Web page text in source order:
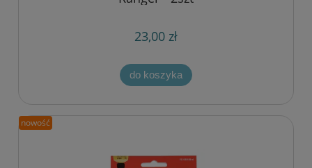
23,00 zł
do koszyka
nowość